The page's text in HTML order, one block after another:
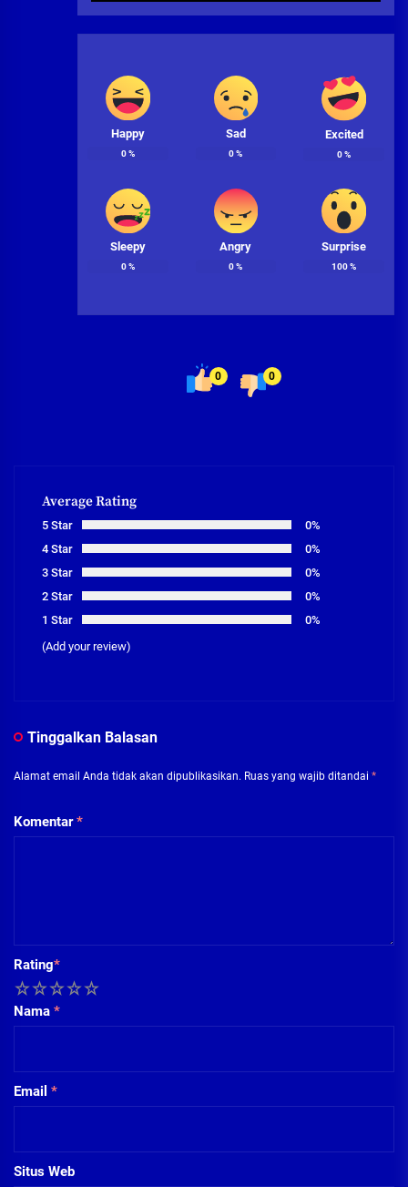
Happy
0%
Sad
0%
Excited
0%
Sleepy
0%
Angry
0%
Surprise
100%
0 0
Average Rating
5 Star
0%
4 Star
0%
3 Star
0%
2 Star
0%
1 Star
0%
(Add your review)
Tinggalkan Balasan
Alamat email Anda tidak akan dipublikasikan. Ruas yang wajib ditandai *
Komentar*
Rating*
5
4
3
2
Nama *
Email *
Situs Web